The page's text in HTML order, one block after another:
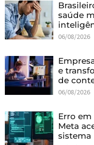
saúde
06/08/2026
e
de
06/08/2026
Erro
Meta
sistema